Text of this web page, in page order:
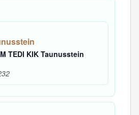
TEDI KIK Taunusstein